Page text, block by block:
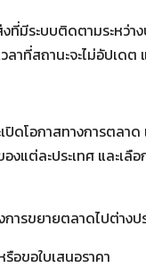
ที่มีระบบติดตามระหว่
าที่สถานะจะไม่อัปเดต
เปิดโอกาสทางการต
แต่ละประเทศ และเลื
รขยายตลาดไปต่างป
อขอใบเสนอราคา